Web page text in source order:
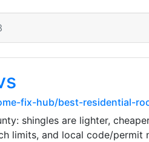
fix-hub/best-residential-
shingles are lighter,
limits, and local code/permit